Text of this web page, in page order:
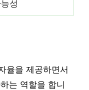
성
율을 제공하면서
는 역할을 합니